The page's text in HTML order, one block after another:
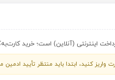
اینترنتی (آنلاین) است؛ خرید
واریز کنید، ابتدا باید منتظر تأیید